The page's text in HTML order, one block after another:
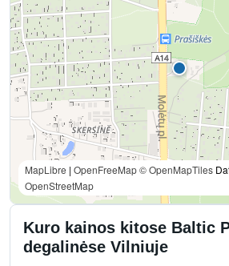
MapLibre | OpenFreeMap© OpenMapTiles
OpenStreetMap
Kuro kainos kitose Baltic
degalinėse Vilniuje